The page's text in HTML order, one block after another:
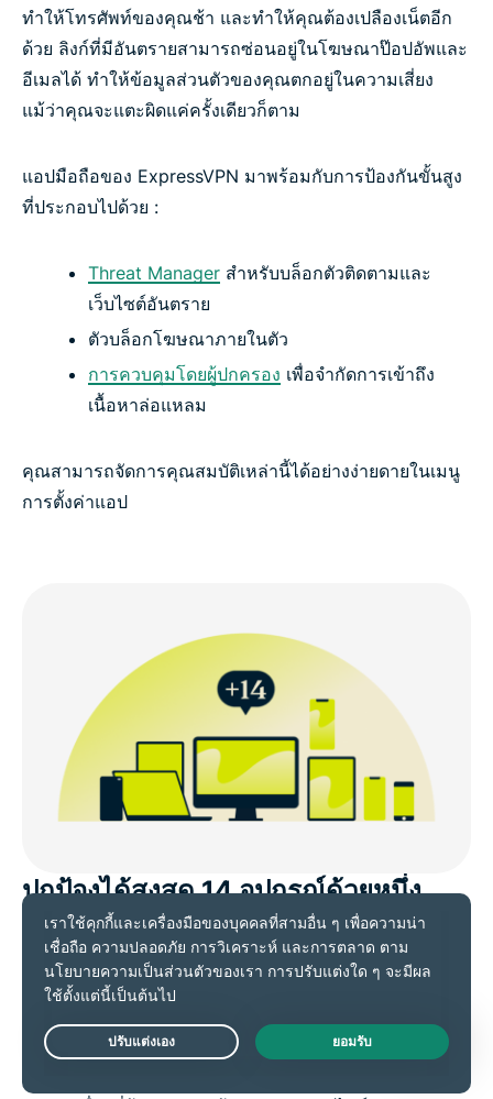
ทำให้โทรศัพท์ของคุณช้า และทำให้คุณต้องเปลืองเน็ตอีก
ด้วย ลิงก์ที่มีอันตรายสามารถซ่อนอยู่ในโฆษณาป๊อปอัพและ
อีเมลได้ ทำให้ข้อมูลส่วนตัวของคุณตกอยู่ในความเสี่ยง
แม้ว่าคุณจะแตะผิดแค่ครั้งเดียวก็ตาม
แอปมือถือของ ExpressVPN มาพร้อมกับการป้องกันขั้นสูง
ที่ประกอบไปด้วย :
Threat Manager สำหรับบล็อกตัวติดตามและ
เว็บไซต์อันตราย
ตัวบล็อกโฆษณาภายในตัว
การควบคุมโดยผู้ปกครอง เพื่อจำกัดการเข้าถึง
เนื้อหาล่อแหลม
คุณสามารถจัดการคุณสมบัติเหล่านี้ได้อย่างง่ายดายในเมนู
การตั้งค่าแอป
ปกป้องได้สูงสุด 14 อุปกรณ์ด้วยหนึ่ง
บัญชี
VPN บางรายจะจำกัดให้คุณใช้งานได้เพียงแค่ 1 การเชื่อม
เกรดเมื่อคุณเปลี่ยนอุปกรณ์ระหว่างมือถือและอุปกรณ์อื่น ๆ
Live Chat